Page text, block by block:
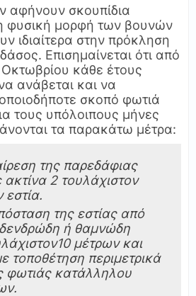
αφήνουν σκουπίδια
φυσική μορφή των βουνών
ιδιαίτερα στην πρόκληση
Επισημαίνεται ότι από
κάθε έτους
ανάβεται και να
οποιοδήποτε σκοπό φωτιά
τους υπόλοιπους μήνες
τα παρακάτω μέτρα:
της παρεδάφιας
2 τουλάχιστον
εστία.
της εστίας από
ή θαμνώδη
μέτρων και
τοποθέτηση περιμετρικά
φωτιάς κατάλληλου